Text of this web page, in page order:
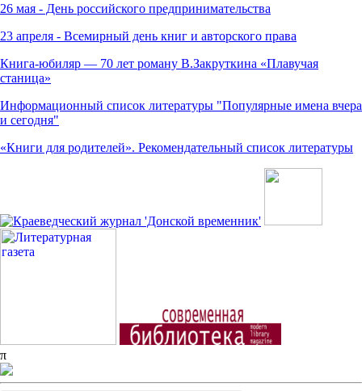
26 мая - День российского предпринимательства
23 апреля - Всемирный день книг и авторского права
Книга-юбиляр — 70 лет роману В.Закруткина «Плавучая
станица»
Информационный список литературы "Популярные имена вчера
и сегодня"
«Книги для родителей». Рекомендательный список литературы
π